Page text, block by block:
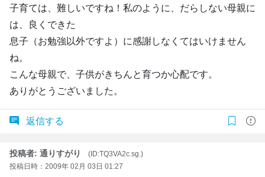
子育ては、難しいですね！私のように、だらしない母親に
は、良くできた
息子（お勉強以外ですよ）に感謝しなくてはいけません
ね。
こんな母親で、子供がきちんと育つか心配です。
ありがとうございました。
返信する
投稿者: 通りすがり
(ID:TQ3VA2c.sg.)
投稿日時：2009年 02月 03日 01:27